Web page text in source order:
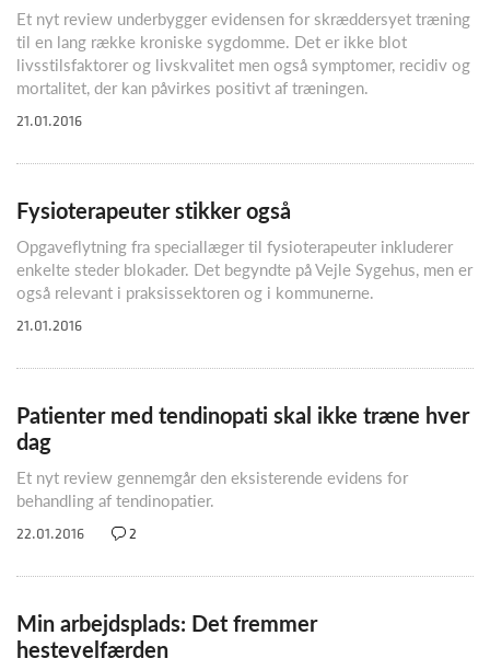
Et nyt review underbygger evidensen for skræddersyet træning
til en lang række kroniske sygdomme. Det er ikke blot
livsstilsfaktorer og livskvalitet men også symptomer, recidiv og
mortalitet, der kan påvirkes positivt af træningen.
21.01.2016
Fysioterapeuter stikker også
Opgaveflytning fra speciallæger til fysioterapeuter inkluderer
enkelte steder blokader. Det begyndte på Vejle Sygehus, men er
også relevant i praksissektoren og i kommunerne.
21.01.2016
Patienter med tendinopati skal ikke træne hver
dag
Et nyt review gennemgår den eksisterende evidens for
behandling af tendinopatier.
22.01.2016 2
Min arbejdsplads: Det fremmer
hestevelfærden